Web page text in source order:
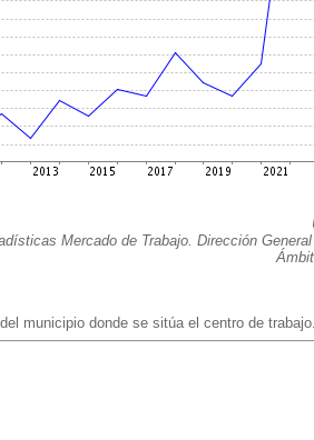
Mercado de Trabajo. Dirección
municipio donde se sitúa el centro de trabajo.